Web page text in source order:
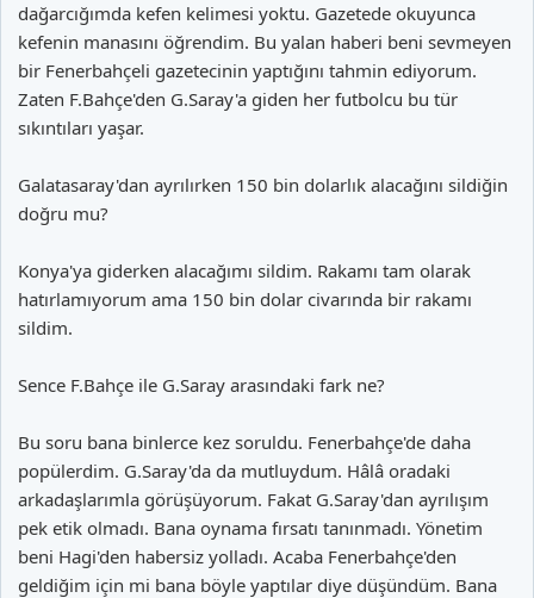
dağarcığımda kefen kelimesi yoktu. Gazetede okuyunca
kefenin manasını öğrendim. Bu yalan haberi beni sevmeyen
bir Fenerbahçeli gazetecinin yaptığını tahmin ediyorum.
Zaten F.Bahçe'den G.Saray'a giden her futbolcu bu tür
sıkıntıları yaşar.
Galatasaray'dan ayrılırken 150 bin dolarlık alacağını sildiğin
doğru mu?
Konya'ya giderken alacağımı sildim. Rakamı tam olarak
hatırlamıyorum ama 150 bin dolar civarında bir rakamı
sildim.
Sence F.Bahçe ile G.Saray arasındaki fark ne?
Bu soru bana binlerce kez soruldu. Fenerbahçe'de daha
popülerdim. G.Saray'da da mutluydum. Hâlâ oradaki
arkadaşlarımla görüşüyorum. Fakat G.Saray'dan ayrılışım
pek etik olmadı. Bana oynama fırsatı tanınmadı. Yönetim
beni Hagi'den habersiz yolladı. Acaba Fenerbahçe'den
geldiğim için mi bana böyle yaptılar diye düşündüm. Bana